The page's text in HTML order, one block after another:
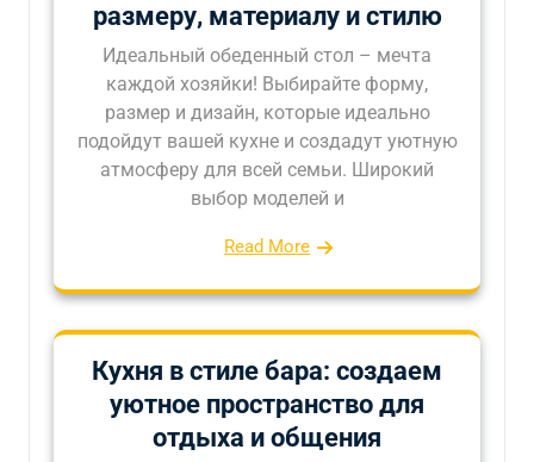
размеру, материалу и стилю
Идеальный обеденный стол – мечта
каждой хозяйки! Выбирайте форму,
размер и дизайн, которые идеально
подойдут вашей кухне и создадут уютную
атмосферу для всей семьи. Широкий
выбор моделей и
Read More
Кухня в стиле бара: создаем
уютное пространство для
отдыха и общения